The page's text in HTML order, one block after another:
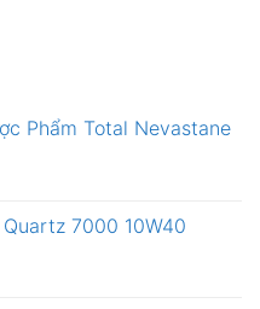
Phẩm Total Nevastane
7000 10W40